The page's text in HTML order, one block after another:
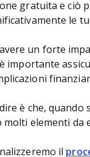
gratuita e ciò
le
un forte
importante
è che, quando
molti elementi da
il